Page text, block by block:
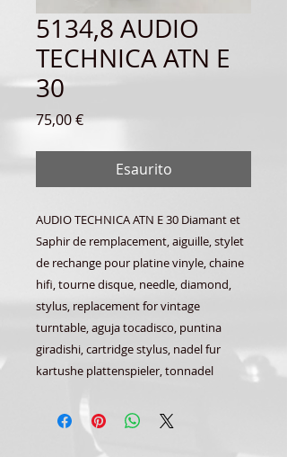
5134,8 AUDIO
TECHNICA ATN E
30
75,00 €Prezzo
Esaurito
AUDIO TECHNICA ATN E 30 Diamant et
Saphir de remplacement, aiguille, stylet
de rechange pour platine vinyle, chaine
hifi, tourne disque, needle, diamond,
stylus, replacement for vintage
turntable, aguja tocadisco, puntina
giradishi, cartridge stylus, nadel fur
kartushe plattenspieler, tonnadel